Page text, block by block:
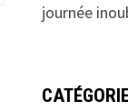
journée